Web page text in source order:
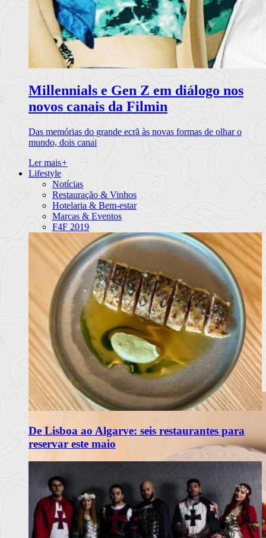
Millennials e Gen Z em diálogo nos
novos canais da Filmin
Das memórias do grande ecrã às novas formas de olhar o
mundo, dois canai
Ler mais+
Lifestyle
Notícias
Restauração & Vinhos
Hotelaria & Bem-estar
Marcas & Eventos
F4F 2019
De Lisboa ao Algarve: seis restaurantes para
reservar este maio